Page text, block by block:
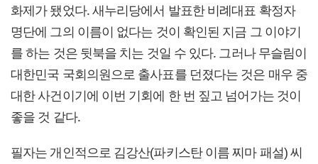
화제가 됐었다. 새누리당에서 발표한 비례대표 확정자
명단에 그의 이름이 없다는 것이 확인된 지금 그 이야기
를 하는 것은 뒷북을 치는 것일 수 있다. 그러나 무슬림이
대한민국 국회의원으로 출사표를 던졌다는 것은 매우 중
대한 사건이기에 이번 기회에 한 번 짚고 넘어가는 것이
좋을 것 같다.
필자는 개인적으로 김강산(파키스탄 이름 찌마 패설) 씨